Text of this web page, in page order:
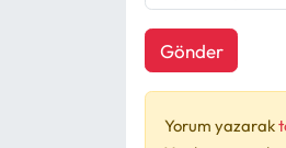
Gönder
Yorum yazarak